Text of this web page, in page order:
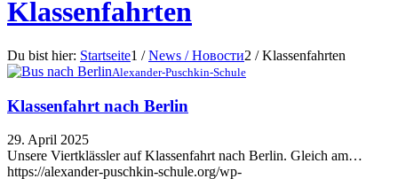
Klassenfahrten
Du bist hier: Startseite1 / News / Новости2 / Klassenfahrten
Alexander-Puschkin-Schule
Klassenfahrt nach Berlin
29. April 2025
Unsere Viertklässler auf Klassenfahrt nach Berlin. Gleich am…
https://alexander-puschkin-schule.org/wp-